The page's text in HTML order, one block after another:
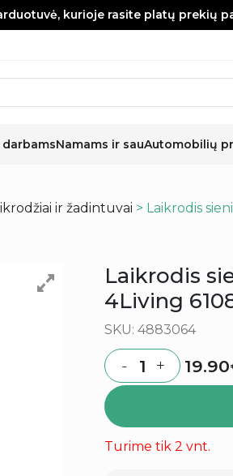
kurioje rasite platų prekių
Namams ir sauAutomobilių
ir žadintuvai > Laikrodis
Laikrodis
4Living
SKU: 4883064
Quantity
- + 19.90
Turime tik 2 vnt.